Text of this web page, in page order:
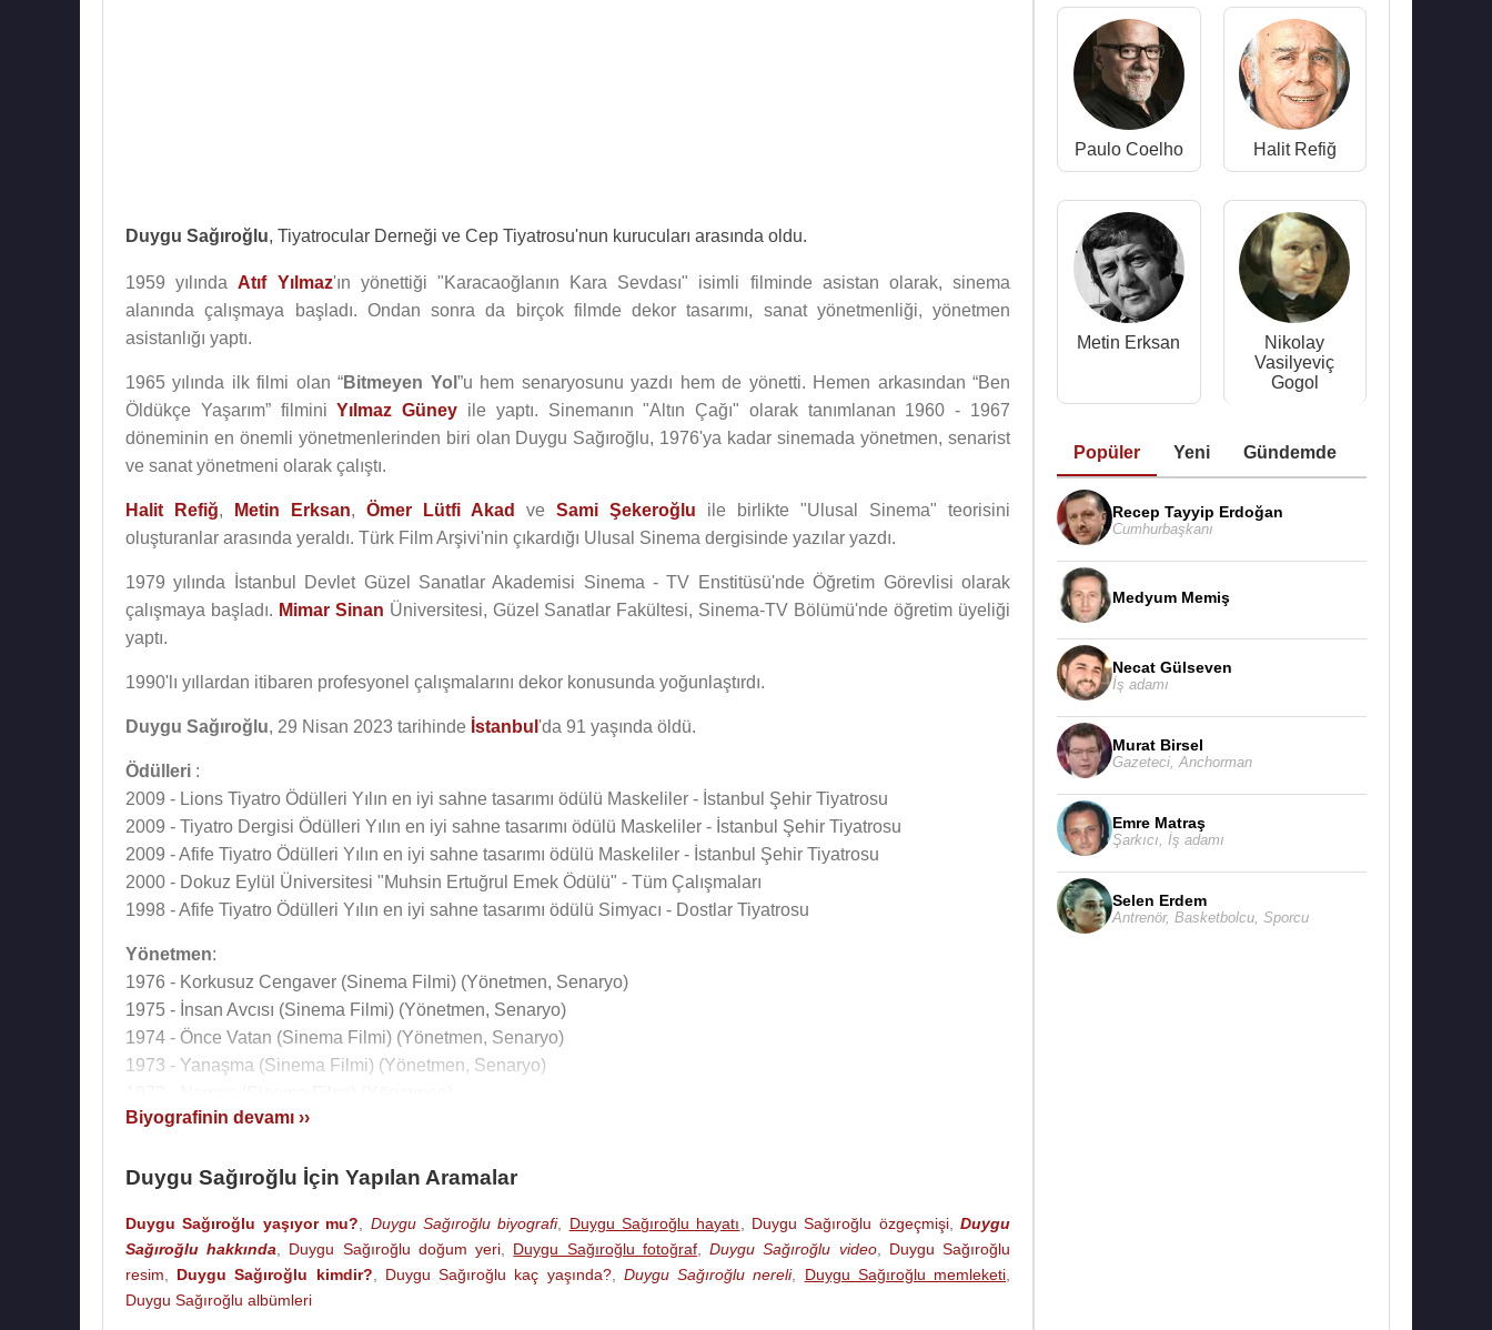
Duygu Sağıroğlu, Tiyatrocular Derneği ve Cep Tiyatrosu'nun kurucuları arasında oldu.
1959 yılındaAtıf Yılmaz'ın yönettiği "Karacaoğlanın Kara Sevdası" isimli filminde asistan olarak, sinema
alanında çalışmaya başladı. Ondan sonra da birçok filmde dekor tasarımı, sanat yönetmenliği, yönetmen
asistanlığı yaptı.
1965 yılında ilk filmi olan “Bitmeyen Yol ”u hem senaryosunu yazdı hem de yönetti. Hemen arkasından “Ben
Öldükçe Yaşarım” filminiYılmaz Güney ile yaptı. Sinemanın "Altın Çağı" olarak tanımlanan 1960 - 1967
döneminin en önemli yönetmenlerinden biri olan Duygu Sağıroğlu, 1976'ya kadar sinemada yönetmen, senarist
ve sanat yönetmeni olarak çalıştı.
Halit Refiğ, Metin Erksan, Ömer Lütfi Akad ve Sami Şekeroğlu ile birlikte "Ulusal Sinema" teorisini
oluşturanlar arasında yeraldı. Türk Film Arşivi'nin çıkardığı Ulusal Sinema dergisinde yazılar yazdı.
1979 yılında İstanbul Devlet Güzel Sanatlar Akademisi Sinema - TV Enstitüsü'nde Öğretim Görevlisi olarak
çalışmaya başladı. Mimar Sinan Üniversitesi, Güzel Sanatlar Fakültesi, Sinema-TV Bölümü'nde öğretim üyeliği
yaptı.
1990'lı yıllardan itibaren profesyonel çalışmalarını dekor konusunda yoğunlaştırdı.
Duygu Sağıroğlu, 29 Nisan 2023 tarihinde İstanbul 'da 91 yaşında öldü.
Ödülleri :
2009 - Lions Tiyatro Ödülleri Yılın en iyi sahne tasarımı ödülü Maskeliler - İstanbul Şehir Tiyatrosu
2009 - Tiyatro Dergisi Ödülleri Yılın en iyi sahne tasarımı ödülü Maskeliler - İstanbul Şehir Tiyatrosu
2009 - Afife Tiyatro Ödülleri Yılın en iyi sahne tasarımı ödülü Maskeliler - İstanbul Şehir Tiyatrosu
2000 - Dokuz Eylül Üniversitesi "Muhsin Ertuğrul Emek Ödülü" - Tüm Çalışmaları
1998 - Afife Tiyatro Ödülleri Yılın en iyi sahne tasarımı ödülü Simyacı - Dostlar Tiyatrosu
Yönetmen:
1976 - Korkusuz Cengaver (Sinema Filmi) (Yönetmen, Senaryo)
1975 - İnsan Avcısı (Sinema Filmi) (Yönetmen, Senaryo)
1974 - Önce Vatan (Sinema Filmi) (Yönetmen, Senaryo)
1973 - Yanaşma (Sinema Filmi) (Yönetmen, Senaryo)
1972 - Leyla İle Mecnun (Sinema Filmi) (Yönetmen)
1970 - Meçhul Kadın (Sinema Filmi) (Yönetmen)
1967 - Yanık Kalpler (Sinema Filmi) (Yönetmen)
1967 - Ya Sev Ya Öldür (Sinema Filmi) (Yönetmen)
1967 - Sonu Olmayan Yol (Sinema Filmi) (Yönetmen)
1967 - Seni Affedemem (Sinema Filmi) (Yönetmen)
Biyografinin devamı ››
Duygu Sağıroğlu İçin Yapılan Aramalar
Duygu Sağıroğlu yaşıyor mu? Duygu Sağıroğlu biyografi, Duygu Sağıroğlu hayatı Duygu Sağıroğlu özgeçmişi,Duygu
Sağıroğlu hakkında
Duygu Sağıroğlu doğum yeri Duygu Sağıroğlu fotoğraf,Duygu Sağıroğlu video, Duygu Sağıroğlu
resim
Duygu Sağıroğlu kimdir? Duygu Sağıroğlu kaç yaşında?, Duygu Sağıroğlu nereli, Duygu Sağıroğlu memleketi
Duygu Sağıroğlu albümleri
Paulo Coelho Halit Refiğ
Metin Erksan
Nikolay
Vasilyeviç
Gogol
Popüler Yeni Gündemde
Recep Tayyip Erdoğan
Cumhurbaşkanı
Medyum Memiş
Necat Gülseven
İş adamı
Murat Birsel
Gazeteci Anchorman
Emre Matraş
Şarkıcı İş adamı
Selen Erdem
Antrenör, Basketbolcu Sporcu